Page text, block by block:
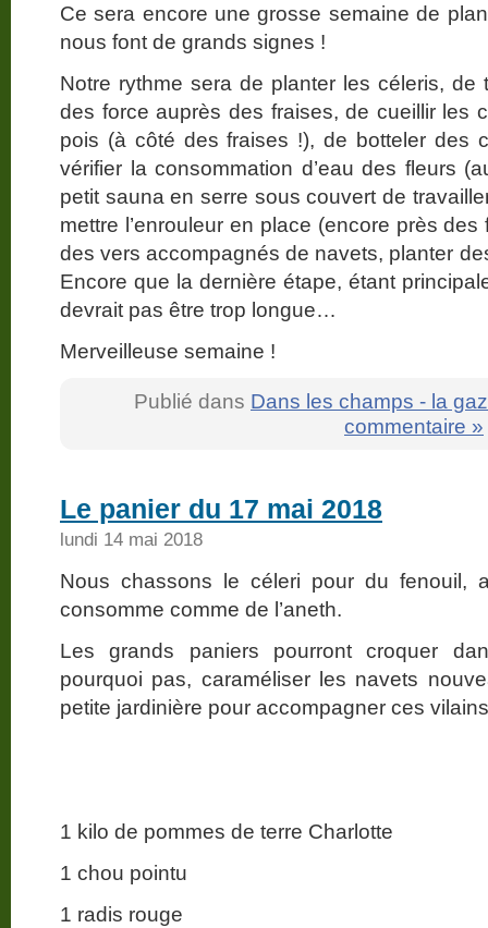
Ce sera encore une grosse semaine de
nous font de grands signes !
Notre rythme sera de planter les céleris, de
des force auprès des fraises, de cueillir les
pois (à côté des fraises !), de botteler des
vérifier la consommation d’eau des fleurs
petit sauna en serre sous couvert de
mettre l’enrouleur en place (encore près
des vers accompagnés de navets, planter
Encore que la dernière étape, étant
devrait pas être trop longue…
Merveilleuse semaine !
Publié dans Dans les champs - la
commentaire »
Le panier du 17 mai 2018
lundi 14 mai 2018
Nous chassons le céleri pour du fenouil,
consomme comme de l’aneth.
Les grands paniers pourront croquer
pourquoi pas, caraméliser les navets
petite jardinière pour accompagner ces
1 kilo de pommes de terre Charlotte
1 chou pointu
1 radis rouge